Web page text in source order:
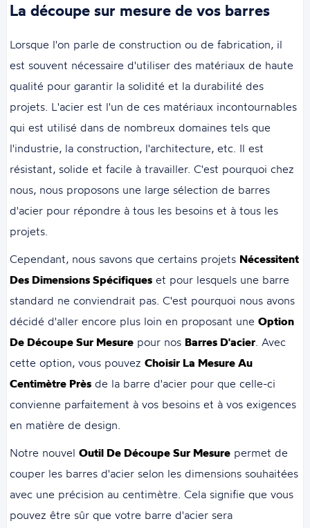
La découpe sur mesure de vos barres
Lorsque l'on parle de construction ou de fabrication, il
est souvent nécessaire d'utiliser des matériaux de haute
qualité pour garantir la solidité et la durabilité des
projets. L'acier est l'un de ces matériaux incontournables
qui est utilisé dans de nombreux domaines tels que
l'industrie, la construction, l'architecture, etc. Il est
résistant, solide et facile à travailler. C'est pourquoi chez
nous, nous proposons une large sélection de barres
d'acier pour répondre à tous les besoins et à tous les
projets.
Cependant, nous savons que certains projets Nécessitent
Des Dimensions Spécifiques et pour lesquels une barre
standard ne conviendrait pas. C'est pourquoi nous avons
décidé d'aller encore plus loin en proposant uneOption
De Découpe Sur Mesure pour nos Barres D'acier. Avec
cette option, vous pouvezChoisir La Mesure Au
Centimètre Près de la barre d'acier pour que celle-ci
convienne parfaitement à vos besoins et à vos exigences
en matière de design.
Notre nouvelOutil De Découpe Sur Mesure permet de
couper les barres d'acier selon les dimensions souhaitées
avec une précision au centimètre. Cela signifie que vous
pouvez être sûr que votre barre d'acier sera